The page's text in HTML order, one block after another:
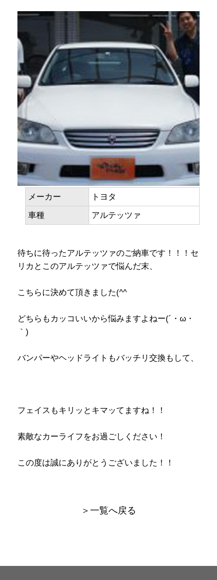
メーカー
トヨタ
車種
アルテッツァ
待ちに待ったアルテッツァのご納車です！！！セ
リカとこのアルテッツァで悩んだ末、
こちらに決めて頂きました(^^ゞ
どちらもカッコいいから悩みますよねー(´・ω・
｀)
バンパーやヘッドライトもバッチリ交換もして、
フェイスもキリッとキマッてますね！！
素敵なカーライフをお過ごしください！
この度は誠にありがとうございました！！
＞一覧へ戻る